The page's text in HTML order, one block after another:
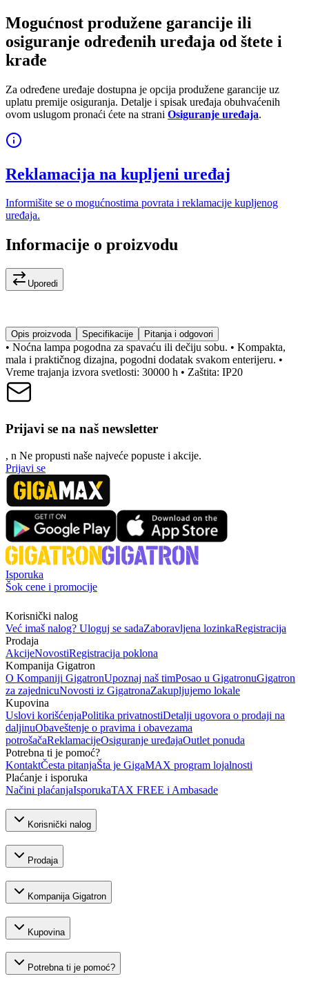
Mogućnost produžene garancije ili
osiguranje određenih uređaja od štete i
krađe
Za određene uređaje dostupna je opcija produžene garancije uz
uplatu premije osiguranja. Detalje i spisak uređaja obuhvaćenih
ovom uslugom pronaći ćete na strani Osiguranje uređaja.
Reklamacija na kupljeni uređaj
Informišite se o mogućnostima povrata i reklamacije kupljenog
uređaja.
Informacije o proizvodu
Uporedi
Opis proizvoda Specifikacije Pitanja i odgovori
• Noćna lampa pogodna za spavaću ili dečiju sobu. • Kompakta,
mala i praktičnog dizajna, pogodni dodatak svakom enterijeru. •
Vreme trajanja izvora svetlosti: 30000 h • Zaštita: IP20
Prijavi se na naš newsletter
, n Ne propusti naše najveće popuste i akcije.
Prijavi se
Isporuka
Šok cene i promocije
Korisnički nalog
Već imaš nalog? Uloguj se sadaZaboravljena lozinkaRegistracija
Prodaja
AkcijeNovostiRegistracija poklona
Kompanija Gigatron
O Kompaniji GigatronUpoznaj naš timPosao u GigatronuGigatron
za zajednicuNovosti iz GigatronaZakupljujemo lokale
Kupovina
Uslovi korišćenjaPolitika privatnostiDetalji ugovora o prodaji na
daljinuObaveštenje o pravima i obavezama
potrošačaReklamacijeOsiguranje uređajaOutlet ponuda
Potrebna ti je pomoć?
KontaktČesta pitanjaŠta je GigaMAX program lojalnosti
Plaćanje i isporuka
Načini plaćanjaIsporukaTAX FREE i Ambasade
Korisnički nalog
Prodaja
Kompanija Gigatron
Kupovina
Potrebna ti je pomoć?